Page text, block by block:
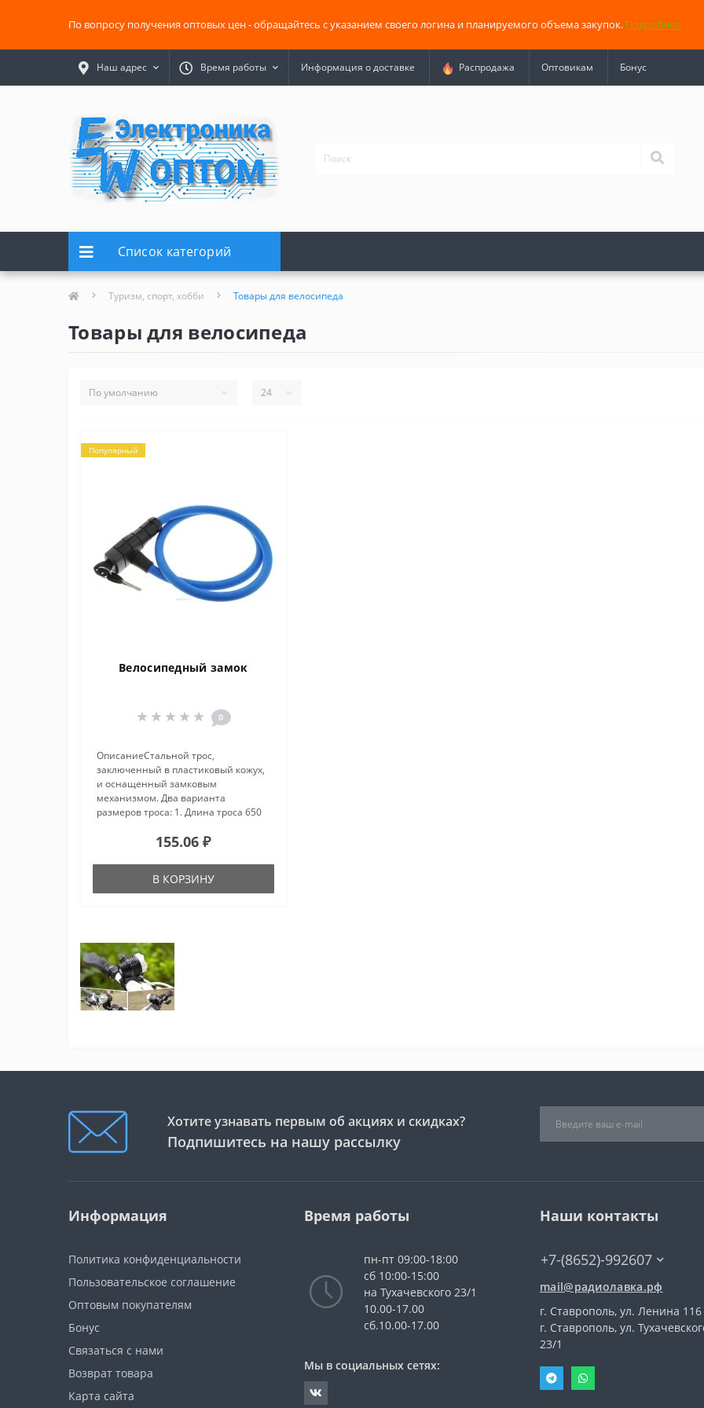
По вопросу получения оптовых цен - обращайтесь с указанием своего логина и планируемого объема закупок. Подробнее
Наш адрес Время работы Информация о доставке Распродажа Оптовикам Бонус
Список категорий
Туризм, спорт, хобби Товары для велосипеда
Товары для велосипеда
Популярный
Велосипедный замок
0
ОписаниеСтальной трос,
заключенный в пластиковый кожух,
и оснащенный замковым
механизмом. Два варианта
размеров троса: 1. Длина троса 650
650 мм, толщина 8 мм..
155.06 ₽
В КОРЗИНУ
Хотите узнавать первым об акциях и скидках?
Подпишитесь на нашу рассылку
Информация
Политика конфиденциальности
Пользовательское соглашение
Оптовым покупателям
Бонус
Связаться с нами
Возврат товара
Карта сайта
Время работы
пн-пт 09:00-18:00
сб 10:00-15:00
на Тухачевского 23/1
10.00-17.00
сб.10.00-17.00
Мы в социальных сетях:
Наши контакты
+7-(8652)-992607
mail@радиолавка.рф
г. Ставрополь, ул. Ленина 116
г. Ставрополь, ул.
23/1